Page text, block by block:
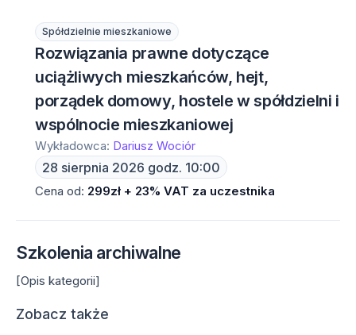
Spółdzielnie mieszkaniowe
Rozwiązania prawne dotyczące
uciążliwych mieszkańców, hejt,
porządek domowy, hostele w spółdzielni i
wspólnocie mieszkaniowej
Wykładowca: Dariusz Wociór
28 sierpnia 2026 godz. 10:00
Cena od: 299zł + 23% VAT za uczestnika
Szkolenia archiwalne
[Opis kategorii]
Zobacz także